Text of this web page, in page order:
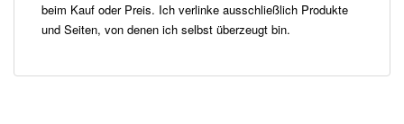
beim Kauf oder Preis. Ich verlinke ausschließlich Produkte
und Seiten, von denen ich selbst überzeugt bin.